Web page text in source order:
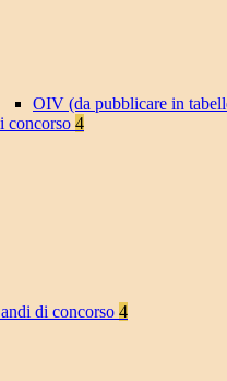
OIV (da pubblicare in
concorso 4
di concorso 4